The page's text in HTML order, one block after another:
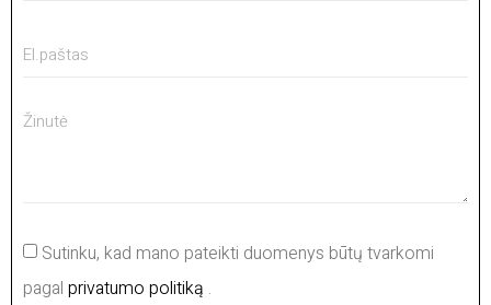
Sutinku, kad mano pateikti duomenys būtų tvarkomi
pagal privatumo politiką .